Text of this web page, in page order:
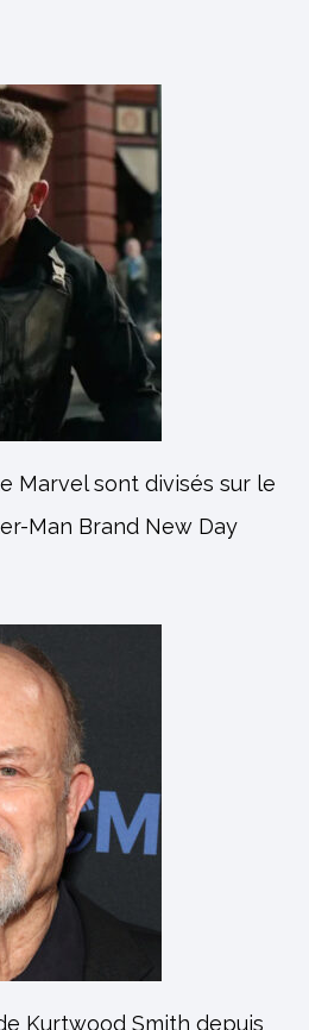
Marvel sont divisés sur le
Man Brand New Day
Kurtwood Smith depuis